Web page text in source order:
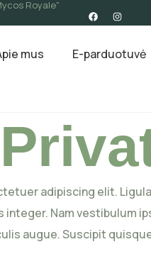
Royale"
mus E-parduotuvė
adipiscing elit.
Nam vestibulum
augue. Suscipit